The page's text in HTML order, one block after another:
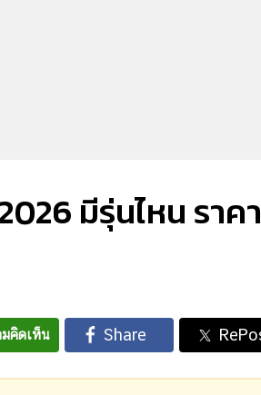
มีรุ่นไหน ราคา
มคิดเห็น